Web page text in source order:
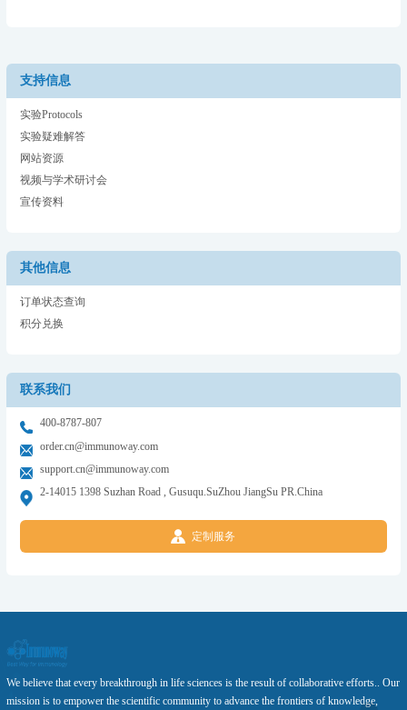
支持信息
实验Protocols
实验疑难解答
网站资源
视频与学术研讨会
宣传资料
其他信息
订单状态查询
积分兑换
联系我们
400-8787-807
order.cn@immunoway.com
support.cn@immunoway.com
2-14015 1398 Suzhan Road , Gusuqu.SuZhou JiangSu PR.China
定制服务
We believe that every breakthrough in life sciences is the result of collaborative efforts.. Our
mission is to empower the scientific community to advance the frontiers of knowledge,